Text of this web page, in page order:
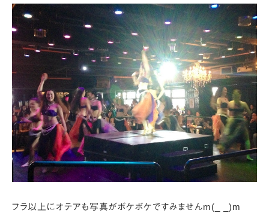
フラ以上にオテアも写真がボケボケですみませんm(_ _)m